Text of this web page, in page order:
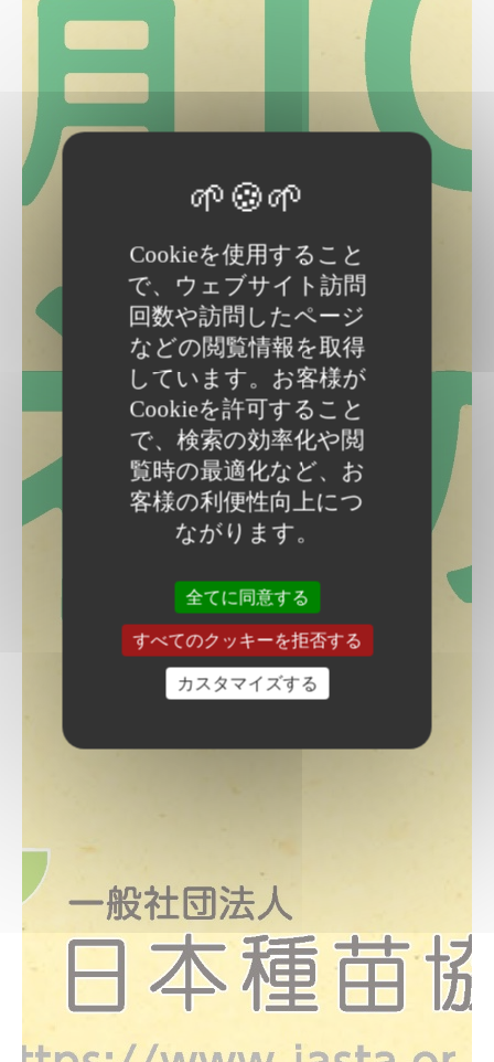
Cookieを使用すること
で、ウェブサイト訪問
回数や訪問したページ
などの閲覧情報を取得
しています。お客様が
Cookieを許可すること
で、検索の効率化や閲
覧時の最適化など、お
客様の利便性向上につ
ながります。
全てに同意する
すべてのクッキーを拒否する
カスタマイズする